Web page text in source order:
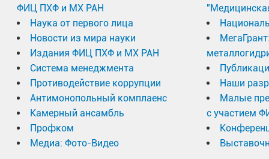
ФИЦ ПХФ и МХ РАН
Наука от первого лица
Новости из мира науки
Издания ФИЦ ПХФ и МХ РАН
Система менеджмента
Противодействие коррупции
Антимонопольный комплаенс
Камерный ансамбль
Профком
Медиа: Фото-Видео
Наши
Малые
с участием